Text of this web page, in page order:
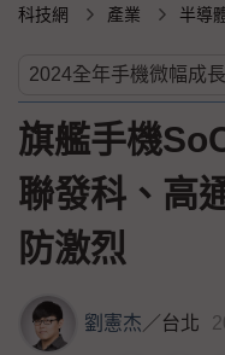
科技網 產業 半導
旗艦手機
聯發科、高
防激烈
劉憲杰／台北